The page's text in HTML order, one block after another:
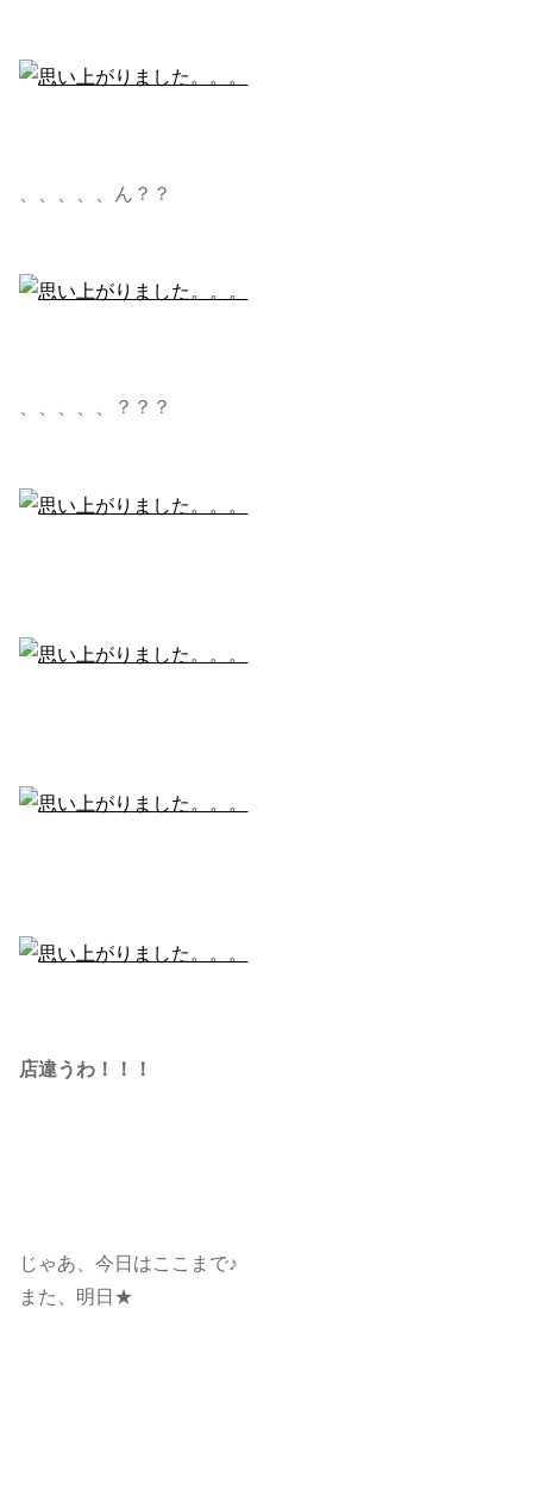
、、、、、ん？？
、、、、、？？？
店違うわ！！！
じゃあ、今日はここまで♪
また、明日★